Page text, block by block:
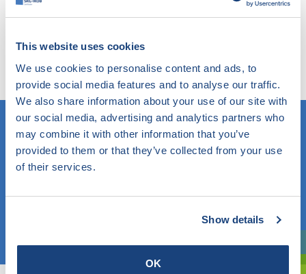
This website uses cookies
We use cookies to personalise content and ads, to
provide social media features and to analyse our traffic.
We also share information about your use of our site with
our social media, advertising and analytics partners who
may combine it with other information that you’ve
provided to them or that they’ve collected from your use
of their services.
Show details
OK
Niet gevonden wat u zocht?
weten wat SKG-IKOB hierbinnen doet en weet.
Weet u wat u zoekt? Gebruik dan dit veld.